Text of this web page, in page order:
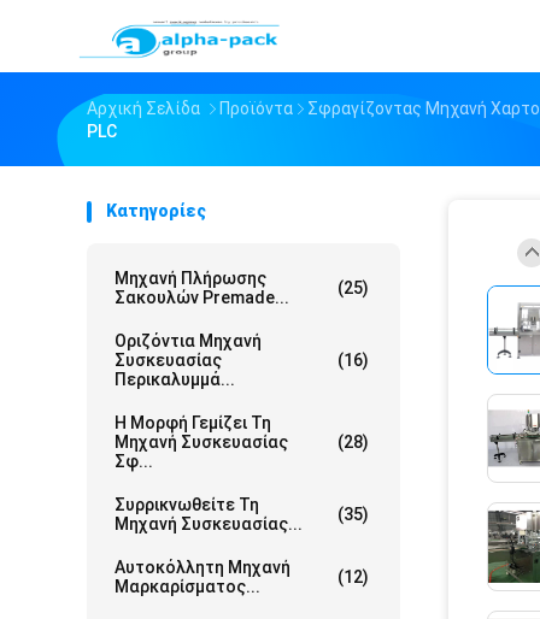
Αρχική Σελίδα Προϊόντα
Σφραγίζοντας Μηχανή
PLC
Κατηγορίες
Μηχανή Πλήρωσης
Σακουλών Premade...
(25)
Οριζόντια Μηχανή
Συσκευασίας
Περικαλυμμά...
(16)
Η Μορφή Γεμίζει Τη
Μηχανή Συσκευασίας
Σφ...
(28)
Συρρικνωθείτε Τη
Μηχανή Συσκευασίας...
(35)
Αυτοκόλλητη Μηχανή
Μαρκαρίσματος...
(12)